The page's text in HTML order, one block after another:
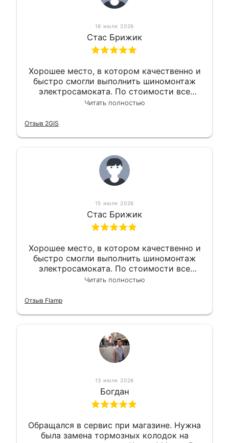
16 июля 2026
Стас Брижик
Хорошее место, в котором качественно и
быстро смогли выполнить шиномонтаж
электросамоката. По стоимости все
вышло вообще приемлемо хочу сказать.
Читать полностью
Отзыв 2GIS
15 июля 2026
Стас Брижик
Хорошее место, в котором качественно и
быстро смогли выполнить шиномонтаж
электросамоката. По стоимости все
вышло вообще приемлемо хочу сказать.
Читать полностью
Отзыв Flamp
13 июля 2026
Богдан
Обращался в сервис при магазине. Нужна
была замена тормозных колодок на